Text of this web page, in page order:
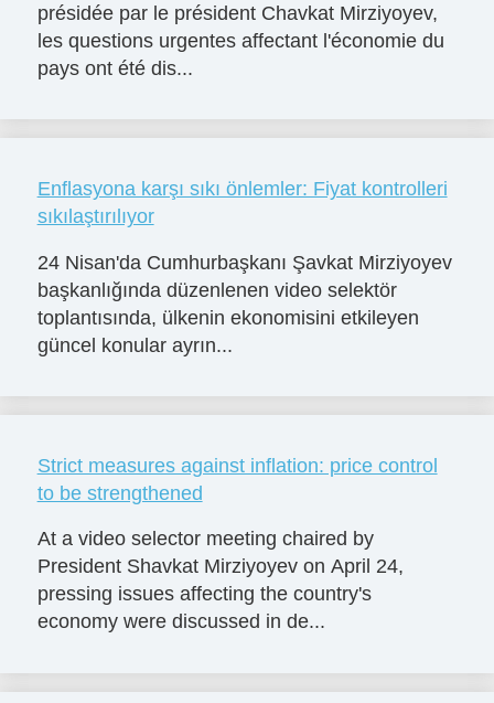
présidée par le président Chavkat Mirziyoyev,
les questions urgentes affectant l'économie du
pays ont été dis...
Enflasyona karşı sıkı önlemler: Fiyat kontrolleri
sıkılaştırılıyor
24 Nisan'da Cumhurbaşkanı Şavkat Mirziyoyev
başkanlığında düzenlenen video selektör
toplantısında, ülkenin ekonomisini etkileyen
güncel konular ayrın...
Strict measures against inflation: price control
to be strengthened
At a video selector meeting chaired by
President Shavkat Mirziyoyev on April 24,
pressing issues affecting the country's
economy were discussed in de...